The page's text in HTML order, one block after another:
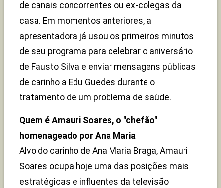
de canais concorrentes ou ex-colegas da
casa. Em momentos anteriores, a
apresentadora já usou os primeiros minutos
de seu programa para celebrar o aniversário
de Fausto Silva e enviar mensagens públicas
de carinho a Edu Guedes durante o
tratamento de um problema de saúde.
Quem é Amauri Soares, o "chefão"
homenageado por Ana Maria
Alvo do carinho de Ana Maria Braga, Amauri
Soares ocupa hoje uma das posições mais
estratégicas e influentes da televisão